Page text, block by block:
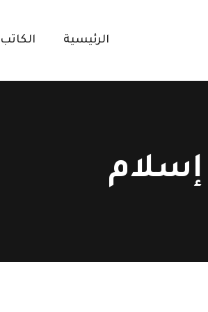
الرئيسية الكاتب
إسلام